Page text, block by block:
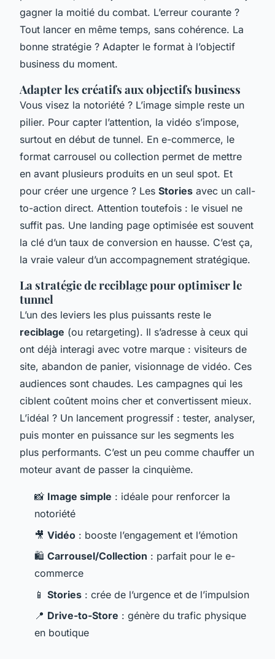
gagner la moitié du combat. L’erreur courante ?
Tout lancer en même temps, sans cohérence. La
bonne stratégie ? Adapter le format à l’objectif
business du moment.
Adapter les créatifs aux objectifs business
Vous visez la notoriété ? L’image simple reste un
pilier. Pour capter l’attention, la vidéo s’impose,
surtout en début de tunnel. En e-commerce, le
format carrousel ou collection permet de mettre
en avant plusieurs produits en un seul spot. Et
pour créer une urgence ? Les Stories avec un call-
to-action direct. Attention toutefois : le visuel ne
suffit pas. Une landing page optimisée est souvent
la clé d’un taux de conversion en hausse. C’est ça,
la vraie valeur d’un accompagnement stratégique.
La stratégie de reciblage pour optimiser le
tunnel
L’un des leviers les plus puissants reste le
reciblage (ou retargeting). Il s’adresse à ceux qui
ont déjà interagi avec votre marque : visiteurs de
site, abandon de panier, visionnage de vidéo. Ces
audiences sont chaudes. Les campagnes qui les
ciblent coûtent moins cher et convertissent mieux.
L’idéal ? Un lancement progressif : tester, analyser,
puis monter en puissance sur les segments les
plus performants. C’est un peu comme chauffer un
moteur avant de passer la cinquième.
📸 Image simple : idéale pour renforcer la
notoriété
🎥 Vidéo : booste l’engagement et l’émotion
🛍️ Carrousel/Collection : parfait pour le e-
commerce
📱 Stories : crée de l’urgence et de l’impulsion
📍 Drive-to-Store : génère du trafic physique
en boutique